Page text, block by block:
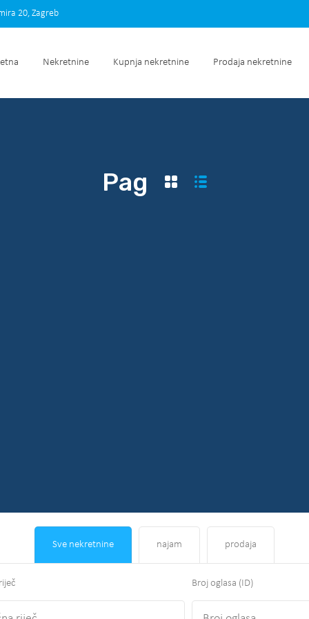
Početna Nekretnine Kupnja nekretnine Prodaja
20, Zagreb
Nekretnine Kupnja nekretnine Prodaja nekretnine
Pag
Sve nekretnine najam prodaja
Broj oglasa (ID)